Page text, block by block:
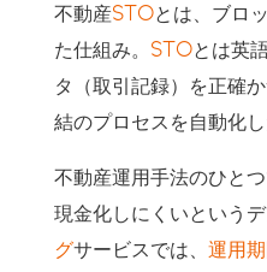
不動産STOとは、ブロ
た仕組み。 STOとは英
タ（取引記録）を正確
結のプロセスを自動化
不動産運用手法のひと
現金化しにくいという
グサービスでは、 運用